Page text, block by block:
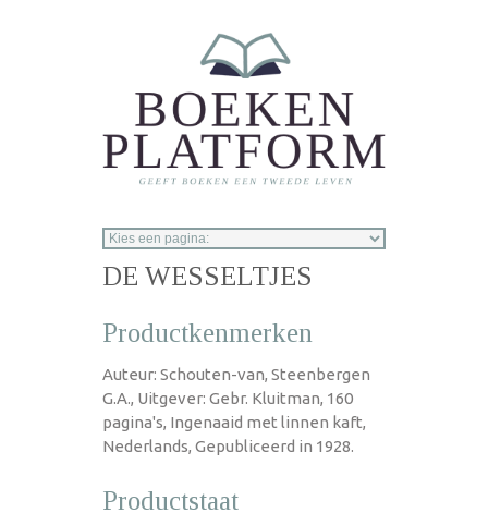
DE WESSELTJES
Productkenmerken
Auteur: Schouten-van, Steenbergen
G.A., Uitgever: Gebr. Kluitman, 160
pagina's, Ingenaaid met linnen kaft,
Nederlands, Gepubliceerd in 1928.
Productstaat